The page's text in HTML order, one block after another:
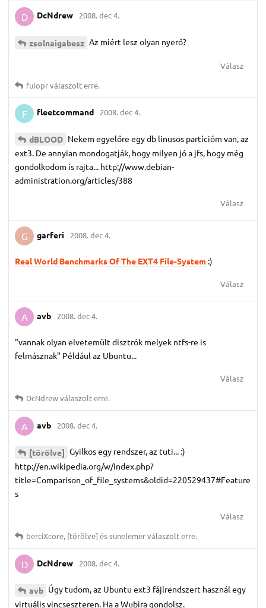
D DcNdrew 2008. dec 4.
zsolnaigabesz Az miért lesz olyan nyerő?
Válasz
fuloprválaszolt erre.
F fleetcommand 2008. dec 4.
dBLOOD Nekem egyelőre egy db linusos partícióm van, az
ext3. De annyian mondogatják, hogy milyen jó a jfs, hogy még
gondolkodom is rajta... http://www.debian-
administration.org/articles/388
Válasz
G garferi 2008. dec 4.
Real World Benchmarks Of The EXT4 File-System :)
Válasz
A avb 2008. dec 4.
"vannak olyan elvetemült disztrók melyek ntfs-re is
felmásznak" Például az Ubuntu...
Válasz
DcNdrewválaszolt erre.
A avb 2008. dec 4.
[törölve] Gyilkos egy rendszer, az tuti... :)
http://en.wikipedia.org/w/index.php?
title=Comparison_of_file_systems&oldid=220529437#Feature
s
Válasz
berciXcore, [törölve] éssunelemerválaszolt erre.
D DcNdrew 2008. dec 4.
avb Úgy tudom, az Ubuntu ext3 fájlrendszert használ egy
virtuális vincseszteren. Ha a Wubira gondolsz.